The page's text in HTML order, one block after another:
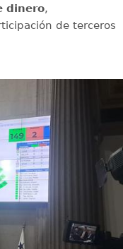
dinero,
de terceros